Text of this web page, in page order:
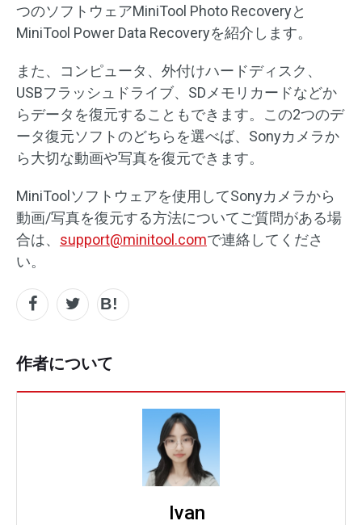
つのソフトウェアMiniTool Photo Recoveryと
MiniTool Power Data Recoveryを紹介します。
また、コンピュータ、外付けハードディスク、
USBフラッシュドライブ、SDメモリカードなどか
らデータを復元することもできます。この2つのデ
ータ復元ソフトのどちらを選べば、Sonyカメラか
ら大切な動画や写真を復元できます。
MiniToolソフトウェアを使用してSonyカメラから
動画/写真を復元する方法についてご質問がある場
合は、 support@minitool.comで連絡してくださ
い。
作者について
Ivan